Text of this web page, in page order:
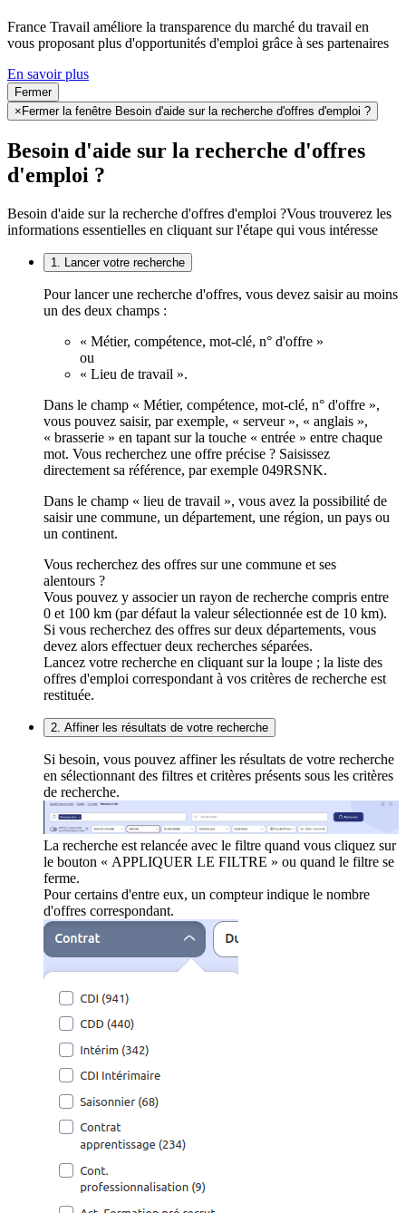
France Travail améliore la transparence du marché du travail en
vous proposant plus d'opportunités d'emploi grâce à ses partenaires
En savoir plus
Fermer
× Fermer la fenêtre Besoin d'aide sur la recherche d'offres d'emploi ?
Besoin d'aide sur la recherche d'offres
d'emploi ?
Besoin d'aide sur la recherche d'offres d'emploi ?Vous trouverez les
informations essentielles en cliquant sur l'étape qui vous intéresse
1. Lancer votre recherche
Pour lancer une recherche d'offres, vous devez saisir au moins
un des deux champs :
« Métier, compétence, mot-clé, n° d'offre »
ou
« Lieu de travail ».
Dans le champ « Métier, compétence, mot-clé, n° d'offre »,
vous pouvez saisir, par exemple, « serveur », « anglais »,
« brasserie » en tapant sur la touche « entrée » entre chaque
mot. Vous recherchez une offre précise ? Saisissez
directement sa référence, par exemple 049RSNK.
Dans le champ « lieu de travail », vous avez la possibilité de
saisir une commune, un département, une région, un pays ou
un continent.
Vous recherchez des offres sur une commune et ses
alentours ?
Vous pouvez y associer un rayon de recherche compris entre
0 et 100 km (par défaut la valeur sélectionnée est de 10 km).
Si vous recherchez des offres sur deux départements, vous
devez alors effectuer deux recherches séparées.
Lancez votre recherche en cliquant sur la loupe ; la liste des
offres d'emploi correspondant à vos critères de recherche est
restituée.
2. Affiner les résultats de votre recherche
Si besoin, vous pouvez affiner les résultats de votre recherche
en sélectionnant des filtres et critères présents sous les critères
de recherche.
La recherche est relancée avec le filtre quand vous cliquez sur
le bouton « APPLIQUER LE FILTRE » ou quand le filtre se
ferme.
Pour certains d'entre eux, un compteur indique le nombre
d'offres correspondant.